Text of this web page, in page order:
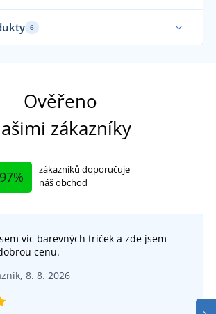
žabky Gumbies Cairns
SKLADEM
6
žabky Gumbies Islander
Ověřeno
zákazníky
97%
zákazníků doporučuje
náš obchod
víc barevných triček a zde jsem
cenu.
8. 8. 2026